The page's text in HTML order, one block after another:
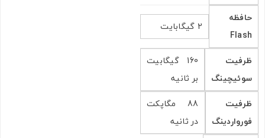
حافظه
Flash
2 گیگابایت
ظرفیت
سوئیچینگ
160 گیگابیت
بر ثانیه
ظرفیت
فورواردینگ
88 مگاپکت
در ثانیه